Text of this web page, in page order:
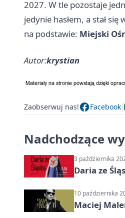
2027. W tle pozostaje
jedynie hasłem, a stał
na podstawie: Miejski
Autor:krystian
Zaobserwuj nas! Facebook
Nadchodzące
3 października
Daria ze
10 października
Maciej